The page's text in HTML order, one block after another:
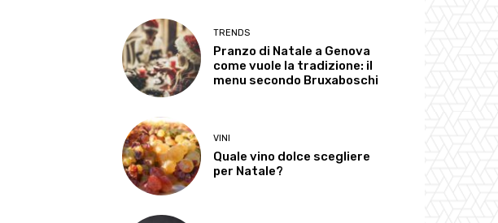
TRENDS
Pranzo di Natale a Genova
come vuole la tradizione: il
menu secondo Bruxaboschi
VINI
Quale vino dolce scegliere
per Natale?